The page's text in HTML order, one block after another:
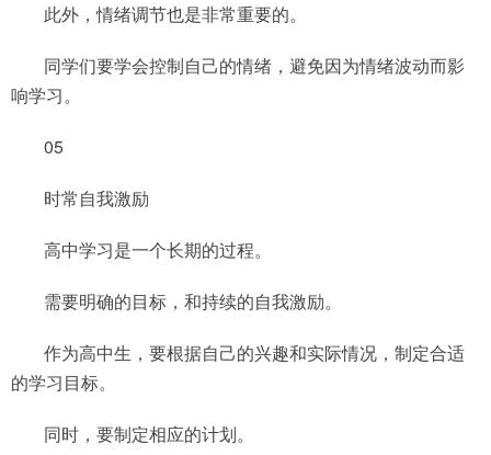
此外，情绪调节也是非常重要的。
同学们要学会控制自己的情绪，避免因为情绪波动而影
响学习。
05
时常自我激励
高中学习是一个长期的过程。
需要明确的目标，和持续的自我激励。
作为高中生，要根据自己的兴趣和实际情况，制定合适
的学习目标。
同时，要制定相应的计划。